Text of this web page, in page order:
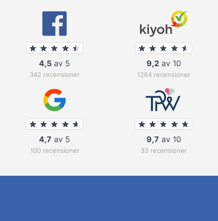
4,5 av 5
342 recensioner
9,2av 10
1264 recensioner
4,7 av 5
100 recensioner
9,7 av 10
33 recensioner